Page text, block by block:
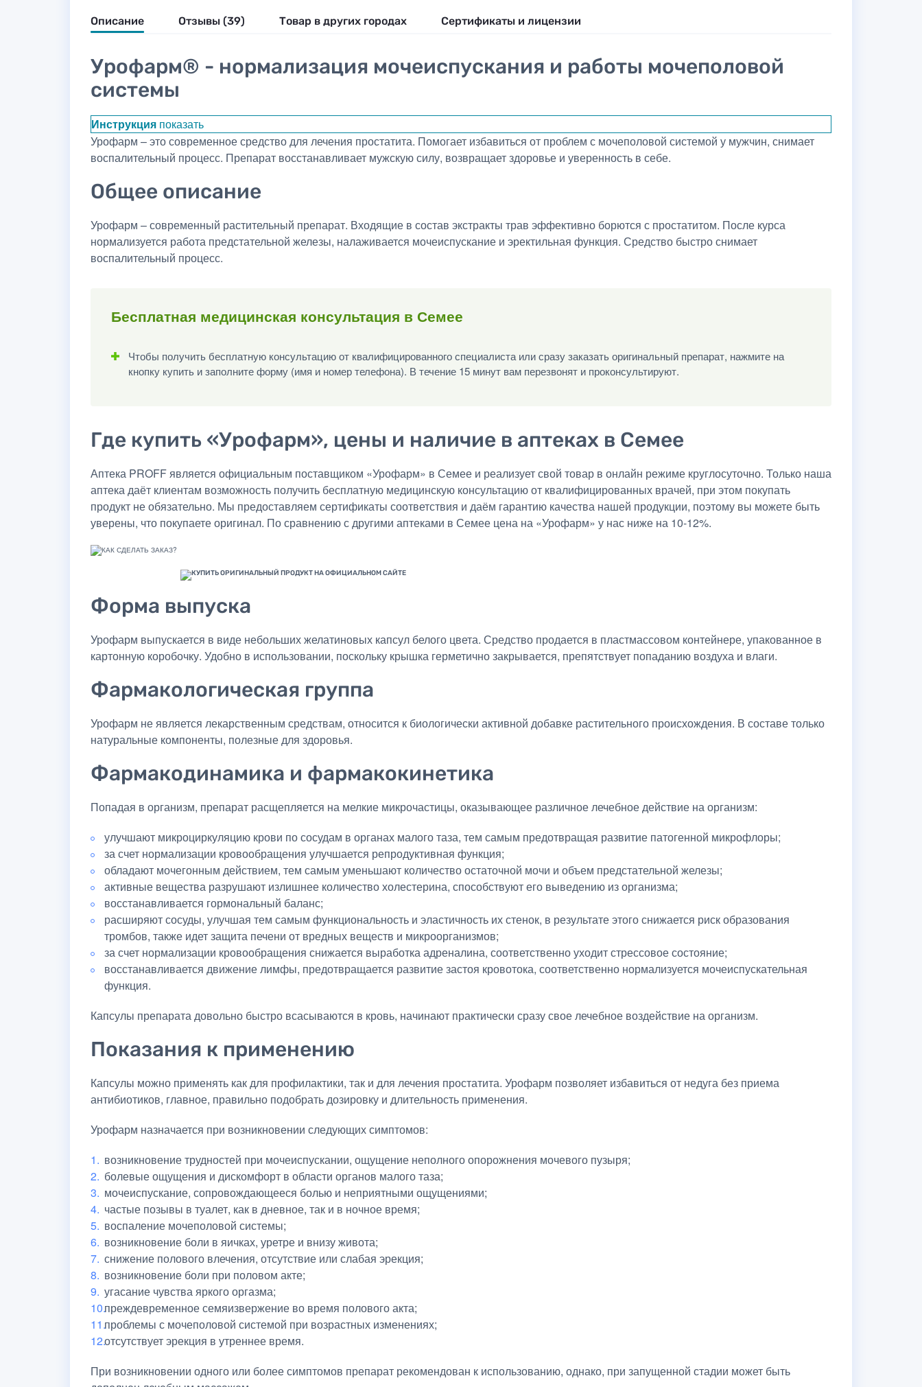
Описание Отзывы (39) Товар в других городах Сертификаты и лицензии
Урофарм® - нормализация мочеиспускания и работы мочеполовой
системы
Инструкция показать
Урофарм – это современное средство для лечения простатита. Помогает избавиться от проблем с мочеполовой системой у мужчин, снимает
воспалительный процесс. Препарат восстанавливает мужскую силу, возвращает здоровье и уверенность в себе.
Общее описание
Урофарм – современный растительный препарат. Входящие в состав экстракты трав эффективно борются с простатитом. После курса
нормализуется работа предстательной железы, налаживается мочеиспускание и эректильная функция. Средство быстро снимает
воспалительный процесс.
Бесплатная медицинская консультация в Семее
Чтобы получить бесплатную консультацию от квалифицированного специалиста или сразу заказать оригинальный препарат, нажмите на
кнопку купить и заполните форму (имя и номер телефона). В течение 15 минут вам перезвонят и проконсультируют.
Где купить «Урофарм», цены и наличие в аптеках в Семее
Аптека PROFF является официальным поставщиком «Урофарм» в Семее и реализует свой товар в онлайн режиме круглосуточно. Только наша
аптека даёт клиентам возможность получить бесплатную медицинскую консультацию от квалифицированных врачей, при этом покупать
продукт не обязательно. Мы предоставляем сертификаты соответствия и даём гарантию качества нашей продукции, поэтому вы можете быть
уверены, что покупаете оригинал. По сравнению с другими аптеками в Семее цена на «Урофарм» у нас ниже на 10-12%.
Форма выпуска
Урофарм выпускается в виде небольших желатиновых капсул белого цвета. Средство продается в пластмассовом контейнере, упакованное в
картонную коробочку. Удобно в использовании, поскольку крышка герметично закрывается, препятствует попаданию воздуха и влаги.
Фармакологическая группа
Урофарм не является лекарственным средствам, относится к биологически активной добавке растительного происхождения. В составе только
натуральные компоненты, полезные для здоровья.
Фармакодинамика и фармакокинетика
Попадая в организм, препарат расщепляется на мелкие микрочастицы, оказывающее различное лечебное действие на организм:
улучшают микроциркуляцию крови по сосудам в органах малого таза, тем самым предотвращая развитие патогенной микрофлоры;
за счет нормализации кровообращения улучшается репродуктивная функция;
обладают мочегонным действием, тем самым уменьшают количество остаточной мочи и объем предстательной железы;
активные вещества разрушают излишнее количество холестерина, способствуют его выведению из организма;
восстанавливается гормональный баланс;
расширяют сосуды, улучшая тем самым функциональность и эластичность их стенок, в результате этого снижается риск образования
тромбов, также идет защита печени от вредных веществ и микроорганизмов;
за счет нормализации кровообращения снижается выработка адреналина, соответственно уходит стрессовое состояние;
восстанавливается движение лимфы, предотвращается развитие застоя кровотока, соответственно нормализуется мочеиспускательная
функция.
Капсулы препарата довольно быстро всасываются в кровь, начинают практически сразу свое лечебное воздействие на организм.
Показания к применению
Капсулы можно применять как для профилактики, так и для лечения простатита. Урофарм позволяет избавиться от недуга без приема
антибиотиков, главное, правильно подобрать дозировку и длительность применения.
Урофарм назначается при возникновении следующих симптомов:
возникновение трудностей при мочеиспускании, ощущение неполного опорожнения мочевого пузыря;
болевые ощущения и дискомфорт в области органов малого таза;
мочеиспускание, сопровождающееся болью и неприятными ощущениями;
частые позывы в туалет, как в дневное, так и в ночное время;
воспаление мочеполовой системы;
возникновение боли в яичках, уретре и внизу живота;
снижение полового влечения, отсутствие или слабая эрекция;
возникновение боли при половом акте;
угасание чувства яркого оргазма;
преждевременное семяизвержение во время полового акта;
проблемы с мочеполовой системой при возрастных изменениях;
отсутствует эрекция в утреннее время.
При возникновении одного или более симптомов препарат рекомендован к использованию, однако, при запущенной стадии может быть